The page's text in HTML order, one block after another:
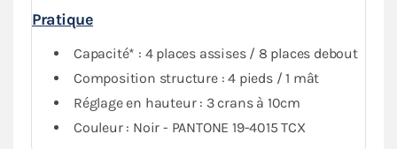
Pratique
Capacité* : 4 places assises / 8 places debout
Composition structure : 4 pieds / 1 mât
Réglage en hauteur : 3 crans à 10cm
Couleur : Noir - PANTONE 19-4015 TCX